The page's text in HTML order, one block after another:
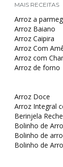
MAIS RECEITAS
Arroz a
Arroz Baiano
Arroz Caipira
Arroz Com
Arroz com
Arroz de forno
Arroz Doce
Arroz Integral
Berinjela
Bolinho de
Bolinho de
Bolinho de